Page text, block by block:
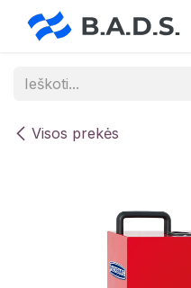
Skip to Content
Visos prekės